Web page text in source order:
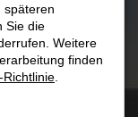
späteren
Sie die
Weitere
finden
Richtlinie